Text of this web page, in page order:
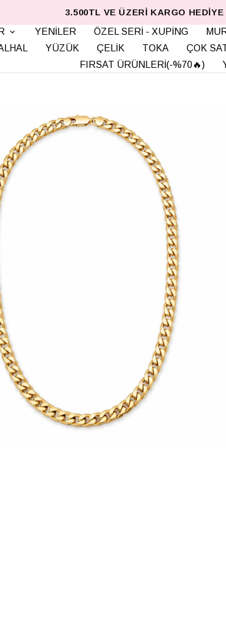
3.500TL VE ÜZERI KARGO HEDIYE
YENİLER ÖZEL SERİ - XUPİNG
YÜZÜK ÇELİK TOKA ÇOK
FIRSAT ÜRÜNLERİ(-%70🔥)